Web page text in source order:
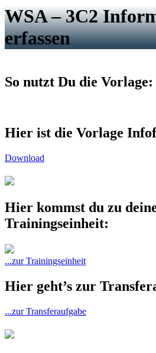
WSA – 3C2
erfassen
So nutzt Du die
Hier ist die Vorlage
Download
Hier kommst du zu
Trainingseinheit:
...zur Trainingseinheit
Hier geht’s zur
...zur Transferaufgabe